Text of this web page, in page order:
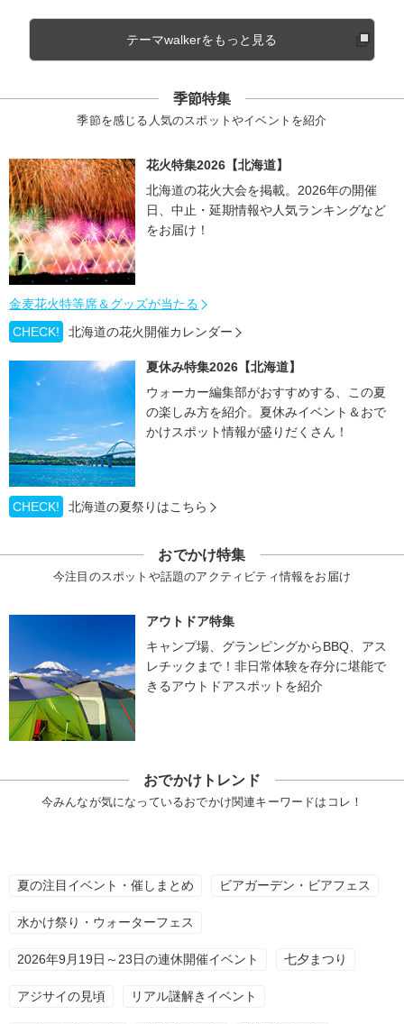
テーマwalkerをもっと見る
季節特集
季節を感じる人気のスポットやイベントを紹介
花火特集2026【北海道】
北海道の花火大会を掲載。2026年の開催
日、中止・延期情報や人気ランキングなど
をお届け！
金麦花火特等席＆グッズが当たる
CHECK!
北海道の花火開催カレンダー
夏休み特集2026【北海道】
ウォーカー編集部がおすすめする、この夏
の楽しみ方を紹介。夏休みイベント＆おで
かけスポット情報が盛りだくさん！
CHECK! 北海道の夏祭りはこちら
おでかけ特集
今注目のスポットや話題のアクティビティ情報をお届け
アウトドア特集
キャンプ場、グランピングからBBQ、アス
レチックまで！非日常体験を存分に堪能で
きるアウトドアスポットを紹介
おでかけトレンド
今みんなが気になっているおでかけ関連キーワードはコレ！
夏の注目イベント・催しまとめ ビアガーデン・ビアフェス
水かけ祭り・ウォーターフェス
2026年9月19日～23日の連休開催イベント 七夕まつり
アジサイの見頃 リアル謎解きイベント